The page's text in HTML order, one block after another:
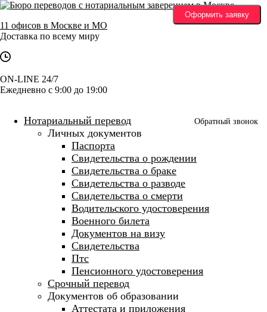
11 офисов в Москве и МО
Доставка по всему миру
ON-LINE 24/7
Ежедневно с 9:00 до 19:00
Оформить заявку
Обратный звонок
Нотариальный перевод
Личных документов
Паспорта
Свидетельства о рождении
Свидетельства о браке
Свидетельства о разводе
Свидетельства о смерти
Водительского удостоверения
Военного билета
Документов на визу
Свидетельства
Птс
Пенсионного удостоверения
Срочный перевод
Документов об образовании
Аттестата и приложения